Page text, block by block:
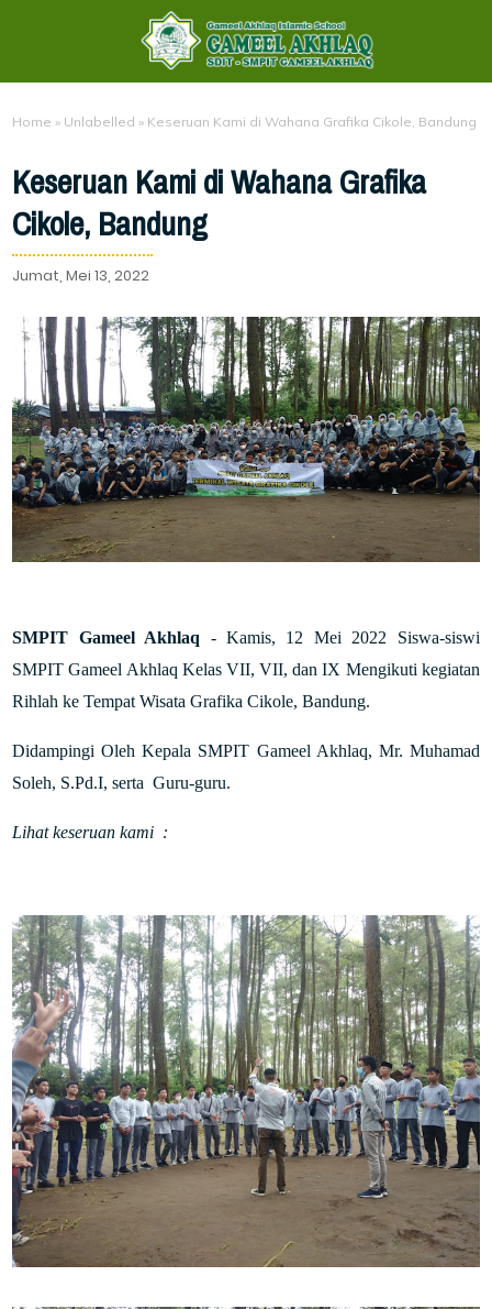
Home » Unlabelled » Keseruan Kami di Wahana Grafika Cikole, Bandung
Keseruan Kami di Wahana Grafika
Cikole, Bandung
Jumat, Mei 13, 2022
SMPIT Gameel Akhlaq - Kamis, 12 Mei 2022 Siswa-siswi
SMPIT Gameel Akhlaq Kelas VII, VII, dan IX Mengikuti kegiatan
Rihlah ke Tempat Wisata Grafika Cikole, Bandung.
Didampingi Oleh Kepala SMPIT Gameel Akhlaq, Mr. Muhamad
Soleh, S.Pd.I, serta Guru-guru.
Lihat keseruan kami :